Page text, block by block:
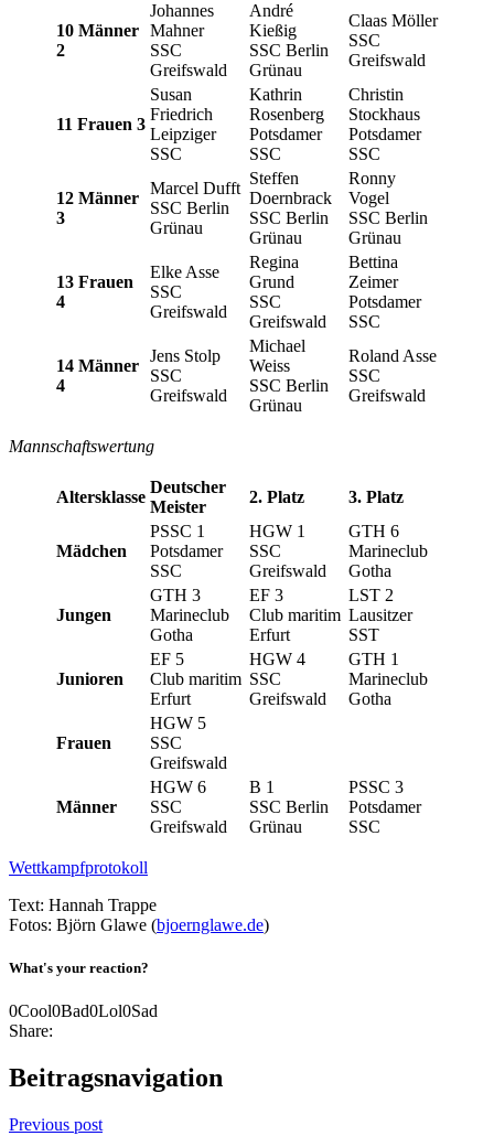
10 Männer
2
Johannes
Mahner
SSC
Greifswald
André
Kießig
SSC Berlin
Grünau
Claas Möller
SSC
Greifswald
11 Frauen 3
Susan
Friedrich
Leipziger
SSC
Kathrin
Rosenberg
Potsdamer
SSC
Christin
Stockhaus
Potsdamer
SSC
12 Männer
3
Marcel Dufft
SSC Berlin
Grünau
Steffen
Doernbrack
SSC Berlin
Grünau
Ronny
Vogel
SSC Berlin
Grünau
13 Frauen
4
Elke Asse
SSC
Greifswald
Regina
Grund
SSC
Greifswald
Bettina
Zeimer
Potsdamer
SSC
14 Männer
4
Jens Stolp
SSC
Greifswald
Michael
Weiss
SSC Berlin
Grünau
Roland Asse
SSC
Greifswald
Mannschaftswertung
Altersklasse
Deutscher
Meister
2. Platz 3. Platz
Mädchen
PSSC 1
Potsdamer
SSC
HGW 1
SSC
Greifswald
GTH 6
Marineclub
Gotha
Jungen
GTH 3
Marineclub
Gotha
EF 3
Club maritim
Erfurt
LST 2
Lausitzer
SST
Junioren
EF 5
Club maritim
Erfurt
HGW 4
SSC
Greifswald
GTH 1
Marineclub
Gotha
Frauen
HGW 5
SSC
Greifswald
Männer
HGW 6
SSC
Greifswald
B 1
SSC Berlin
Grünau
PSSC 3
Potsdamer
SSC
Wettkampfprotokoll
Text: Hannah Trappe
Fotos: Björn Glawe (bjoernglawe.de)
What's your reaction?
0Cool0Bad0Lol0Sad
Share:
Beitragsnavigation
Previous post